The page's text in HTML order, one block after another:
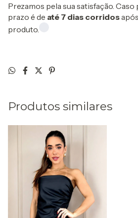
Prezamos pela sua satisfação.
prazo é de até 7 dias corridos
produto.
Produtos similares